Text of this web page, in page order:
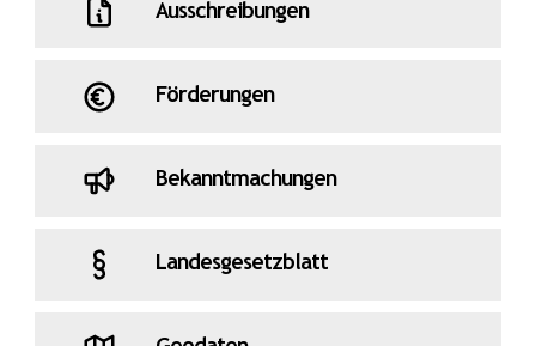
Ausschreibungen
Förderungen
Bekanntmachungen
Landesgesetzblatt